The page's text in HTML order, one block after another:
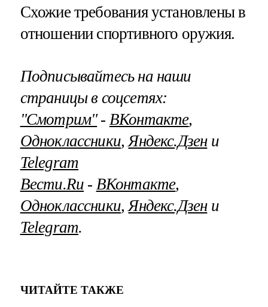
Схожие требования установлены в
отношении спортивного оружия.
Подписывайтесь на наши
страницы в соцсетях:
"Смотрим"‐ ВКонтакте,
Одноклассники, Яндекс.Дзени
Telegram
Вести.Ru ‐ ВКонтакте,
Одноклассники, Яндекс.Дзени
Telegram.
ЧИТАЙТЕ ТАКЖЕ